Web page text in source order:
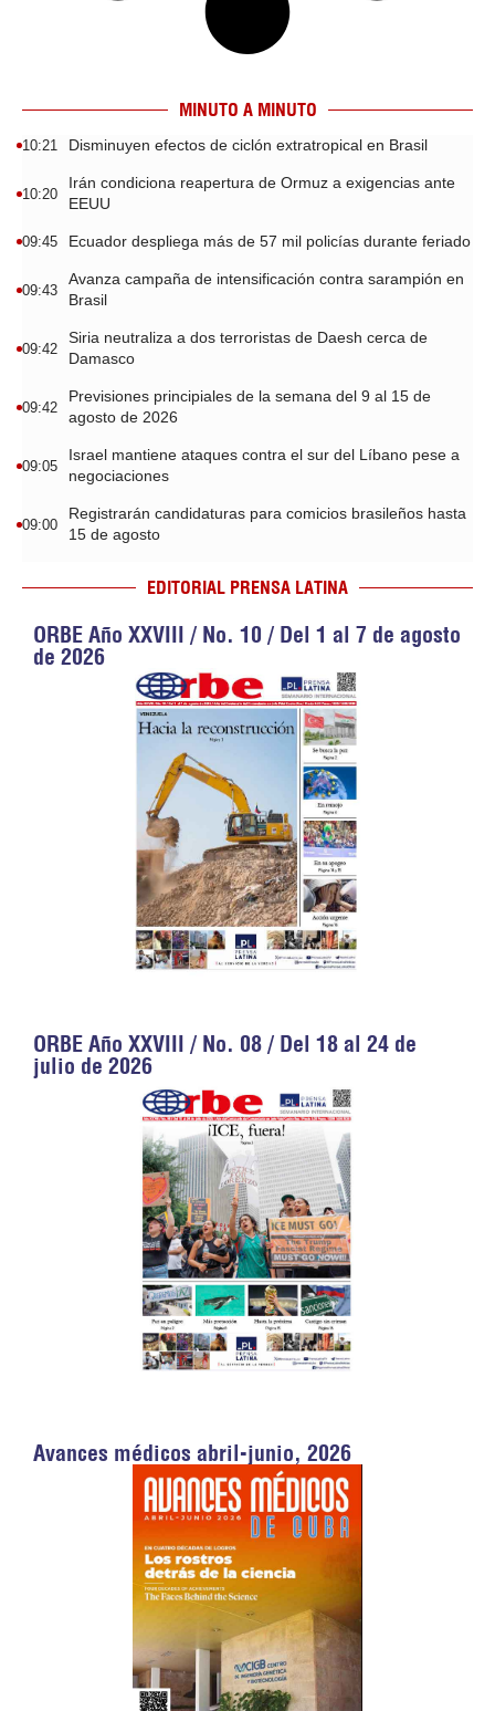
MINUTO A MINUTO
10:21 Disminuyen efectos de ciclón extratropical en Brasil
10:20
Irán condiciona reapertura de Ormuz a exigencias ante
EEUU
09:45 Ecuador despliega más de 57 mil policías durante feriado
09:43
Avanza campaña de intensificación contra sarampión en
Brasil
09:42
Siria neutraliza a dos terroristas de Daesh cerca de
Damasco
09:42
Previsiones principiales de la semana del 9 al 15 de
agosto de 2026
09:05
Israel mantiene ataques contra el sur del Líbano pese a
negociaciones
09:00
Registrarán candidaturas para comicios brasileños hasta
15 de agosto
EDITORIAL PRENSA LATINA
ORBE Año XXVIII / No. 10 / Del 1 al 7 de agosto
de 2026
ORBE Año XXVIII / No. 08 / Del 18 al 24 de
julio de 2026
Avances médicos abril-junio, 2026